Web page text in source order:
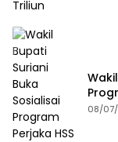
08/